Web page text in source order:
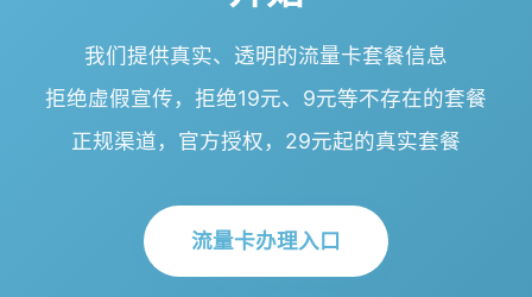
我们提供真实、透明的流量卡套餐信息
拒绝虚假宣传，拒绝19元、9元等不存在的套餐
正规渠道，官方授权，29元起的真实套餐
流量卡办理入口